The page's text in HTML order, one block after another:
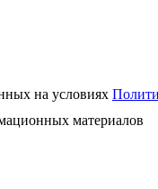
на условиях
материалов